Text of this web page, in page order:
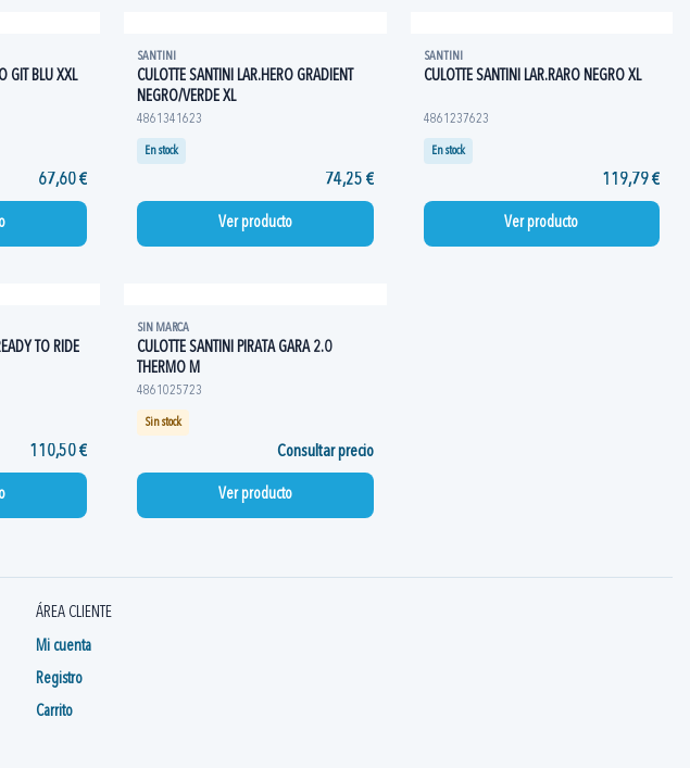
GIT BLU XXL
67,60 €
SANTINI
CULOTTE SANTINI LAR.HERO GRADIENT
NEGRO/VERDE XL
4861341623
En stock
74,25 €
Ver producto
SANTINI
CULOTTE SANTINI LAR.RARO NEGRO XL
4861237623
En stock
119,79 €
Ver producto
TO RIDE
110,50 €
SIN MARCA
CULOTTE SANTINI PIRATA GARA 2.0
THERMO M
4861025723
Sin stock
Consultar precio
Ver producto
ÁREA CLIENTE
Mi cuenta
Registro
Carrito